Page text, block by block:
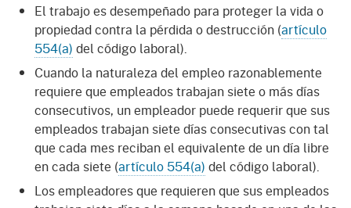
El trabajo es desempeñado para proteger la vida o
propiedad contra la pérdida o destrucción (artículo
554(a) del código laboral).
Cuando la naturaleza del empleo razonablemente
requiere que empleados trabajan siete o más días
consecutivos, un empleador puede requerir que sus
empleados trabajan siete días consecutivas con tal
que cada mes reciban el equivalente de un día libre
en cada siete (artículo 554(a) del código laboral).
Los empleadores que requieren que sus empleados